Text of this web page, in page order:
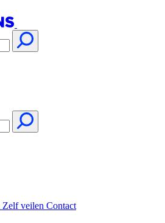
Zelf veilen Contact